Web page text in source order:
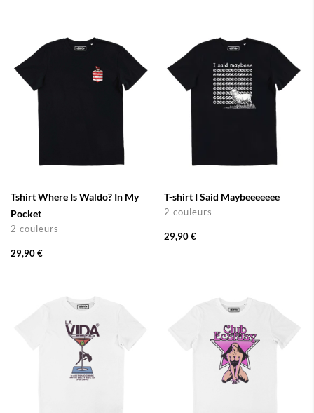
Tshirt Where Is Waldo? In My
Pocket
2 couleurs
29,90 €
T-shirt I Said Maybeeeeeee
2 couleurs
29,90 €